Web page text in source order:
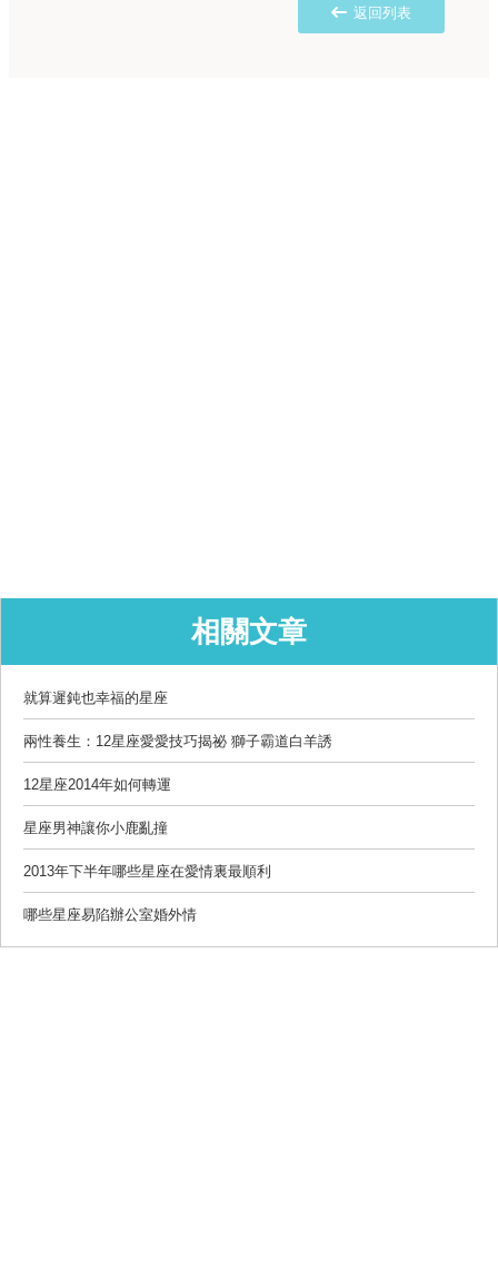
返回列表
相關文章
就算遲鈍也幸福的星座
兩性養生：12星座愛愛技巧揭祕 獅子霸道白羊誘
12星座2014年如何轉運
星座男神讓你小鹿亂撞
2013年下半年哪些星座在愛情裏最順利
哪些星座易陷辦公室婚外情